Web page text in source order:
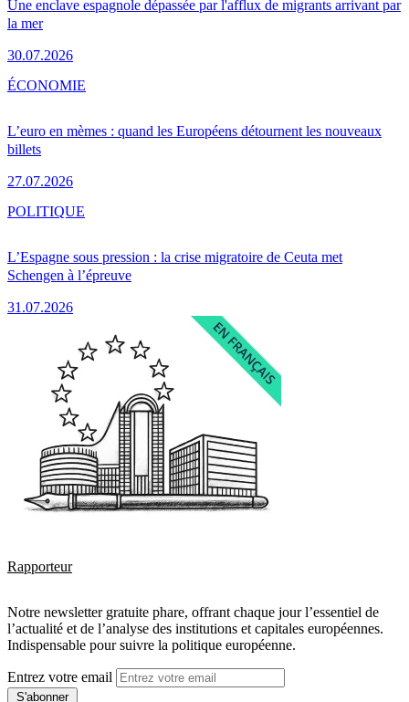
Une enclave espagnole dépassée par l'afflux de migrants arrivant par
la mer
30.07.2026
L’euro en mèmes : quand les Européens détournent les nouveaux
billets
27.07.2026
ÉCONOMIE
L’Espagne sous pression : la crise migratoire de Ceuta met
Schengen à l’épreuve
31.07.2026
POLITIQUE
Rapporteur
Notre newsletter gratuite phare, offrant chaque jour l’essentiel de
l’actualité et de l’analyse des institutions et capitales européennes.
Indispensable pour suivre la politique européenne.
Entrez votre email
S'abonner